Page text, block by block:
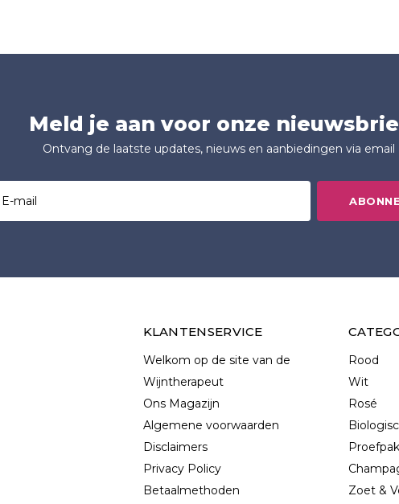
Meld je aan voor onze
Ontvang de laatste updates, nieuws en aanbiedingen via email
KLANTENSERVICE
Welkom op de site van de
Wijntherapeut
Ons Magazijn
Algemene voorwaarden
Disclaimers
Privacy Policy
Betaalmethoden
Rood
Wit
Rosé
Zoet &